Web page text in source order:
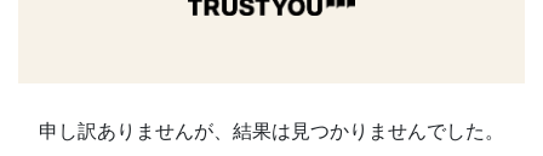
申し訳ありませんが、結果は見つかりませんでした。